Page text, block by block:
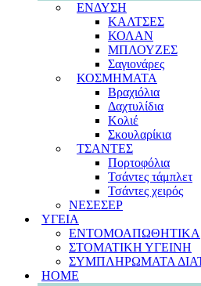
ΕΝΔΥΣΗ
ΚΑΛΤΣΕΣ
ΚΟΛΑΝ
ΜΠΛΟΥΖΕΣ
Σαγιονάρες
ΚΟΣΜΗΜΑΤΑ
Βραχιόλια
Δαχτυλίδια
Κολιέ
Σκουλαρίκια
ΤΣΑΝΤΕΣ
Πορτοφόλια
Τσάντες τάμπλετ
Τσάντες χειρός
ΝΕΣΕΣΕΡ
ΥΓΕΙΑ
ΕΝΤΟΜΟΑΠΩΘΗΤΙΚΑ
ΣΤΟΜΑΤΙΚΗ ΥΓΕΙΝΗ
ΣΥΜΠΛΗΡΩΜΑΤΑ
HOME